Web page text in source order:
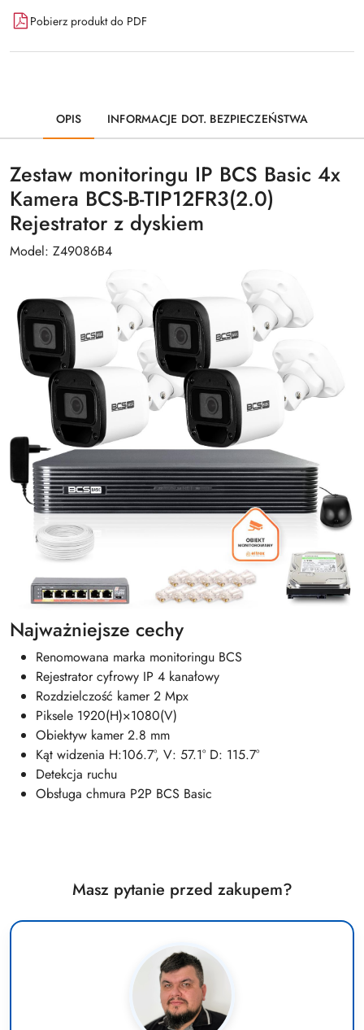
Pobierz produkt do PDF
OPIS INFORMACJE DOT. BEZPIECZEŃSTWA
Zestaw monitoringu IP BCS Basic 4x
Kamera BCS-B-TIP12FR3(2.0)
Rejestrator z dyskiem
Model: Z49086B4
Najważniejsze cechy
Renomowana marka monitoringu BCS
Rejestrator cyfrowy IP 4 kanałowy
Rozdzielczość kamer 2 Mpx
Piksele 1920(H)×1080(V)
Obiektyw kamer 2.8 mm
Kąt widzenia H:106.7°, V: 57.1° D: 115.7°
Detekcja ruchu
Obsługa chmura P2P BCS Basic
Masz pytanie przed zakupem?